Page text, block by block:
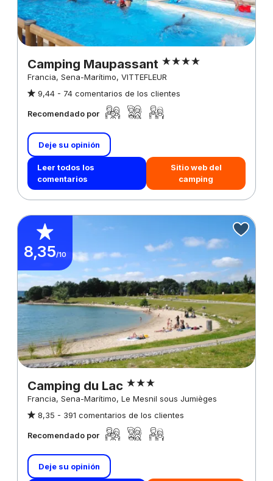
Camping Maupassant
Francia, Sena-Marítimo, VITTEFLEUR
9,44 - 74 comentarios de los clientes
Recomendado por
Deje su opinión
Leer todos los
comentarios
Sitio web del
camping
8,35/10
Camping du Lac
Francia, Sena-Marítimo, Le Mesnil sous Jumièges
8,35 - 391 comentarios de los clientes
Recomendado por
Deje su opinión